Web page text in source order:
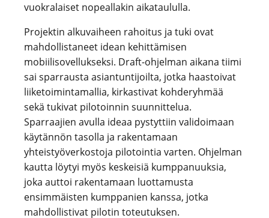
vuokralaiset nopeallakin aikataululla.
Projektin alkuvaiheen rahoitus ja tuki ovat
mahdollistaneet idean kehittämisen
mobiilisovellukseksi. Draft-ohjelman aikana tiimi
sai sparrausta asiantuntijoilta, jotka haastoivat
liiketoimintamallia, kirkastivat kohderyhmää
sekä tukivat pilotoinnin suunnittelua.
Sparraajien avulla ideaa pystyttiin validoimaan
käytännön tasolla ja rakentamaan
yhteistyöverkostoja pilotointia varten. Ohjelman
kautta löytyi myös keskeisiä kumppanuuksia,
joka auttoi rakentamaan luottamusta
ensimmäisten kumppanien kanssa, jotka
mahdollistivat pilotin toteutuksen.